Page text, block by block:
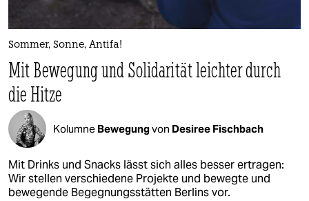
Sommer, Sonne, Antifa!
Mit Bewegung und Solidarität leichter durch
die Hitze
Kolumne Bewegungvon Desiree Fischbach
Mit Drinks und Snacks lässt sich alles besser ertragen:
Wir stellen verschiedene Projekte und bewegte und
bewegende Begegnungsstätten Berlins vor.